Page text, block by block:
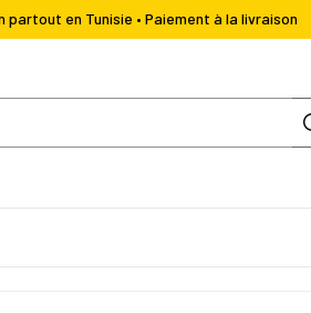
partout en Tunisie • Paiement à la livraison